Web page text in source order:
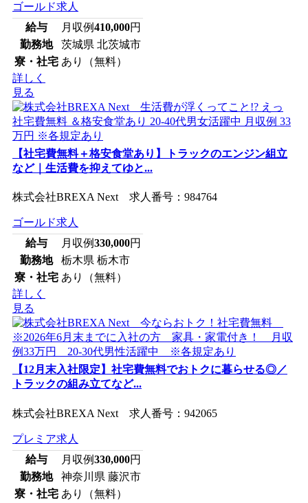
ゴールド求人
給与
月収例410,000円
勤務地
茨城県 北茨城市
寮・社宅 あり（無料）
詳しく
見る
【社宅費無料＋格安食堂あり】トラックのエンジン組立
など｜生活費を抑えてゆと...
株式会社BREXA Next 求人番号：984764
ゴールド求人
給与
月収例330,000円
勤務地
栃木県 栃木市
寮・社宅 あり（無料）
詳しく
見る
【12月末入社限定】社宅費無料でおトクに暮らせる◎／
トラックの組み立てなど...
株式会社BREXA Next 求人番号：942065
プレミア求人
給与
月収例330,000円
勤務地
神奈川県 藤沢市
寮・社宅 あり（無料）